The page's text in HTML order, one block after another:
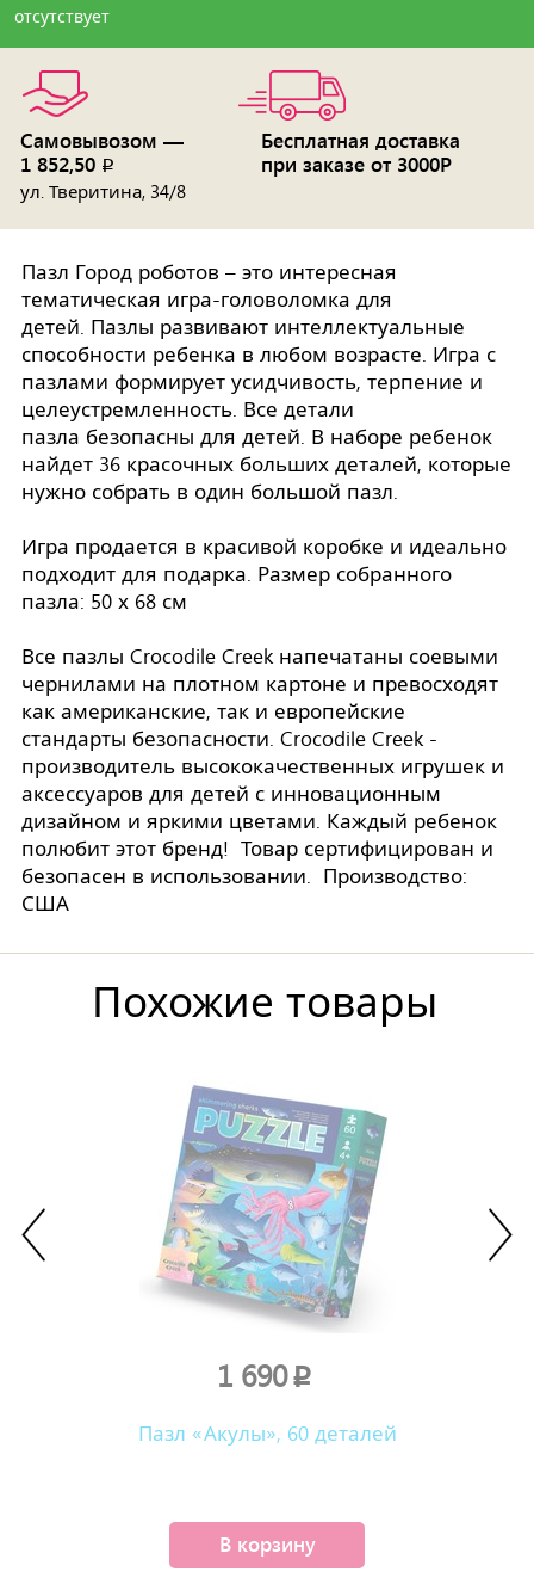
отсутствует
Самовывозом —
1 852,50 p
ул. Тверитина, 34/8
Бесплатная доставка
при заказе от 3000Р
Пазл Город роботов – это интересная
тематическая игра-головоломка для
детей. Пазлы развивают интеллектуальные
способности ребенка в любом возрасте. Игра с
пазлами формирует усидчивость, терпение и
целеустремленность. Все детали
пазла безопасны для детей. В наборе ребенок
найдет 36 красочных больших деталей, которые
нужно собрать в один большой пазл.
Игра продается в красивой коробке и идеально
подходит для подарка. Размер собранного
пазла: 50 х 68 см
Все пазлы Crocodile Creek напечатаны соевыми
чернилами на плотном картоне и превосходят
как американские, так и европейские
стандарты безопасности. Crocodile Creek -
производитель высококачественных игрушек и
аксессуаров для детей с инновационным
дизайном и яркими цветами. Каждый ребенок
полюбит этот бренд! Товар сертифицирован и
безопасен в использовании. Производство:
США
Похожие товары
1 690p
Пазл «Акулы», 60 деталей
В корзину